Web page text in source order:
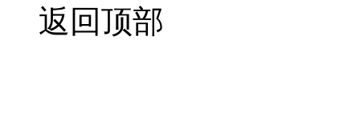
返回顶部